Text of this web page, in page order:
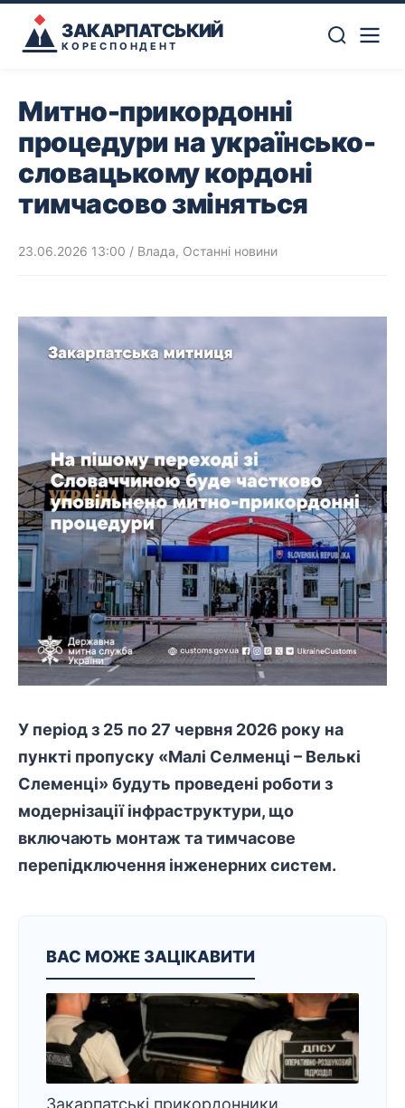
ЗАКАРПАТСЬКИЙ
КОРЕСПОНДЕНТ
Митно-прикордонні
процедури на українсько-
словацькому кордоні
тимчасово зміняться
23.06.2026 13:00 / Влада, Останні новини
У період з 25 по 27 червня 2026 року на
пункті пропуску «Малі Селменці – Велькі
Слеменці» будуть проведені роботи з
модернізаціїінфраструктури, що
включають монтаж та тимчасове
перепідключення інженерних систем.
ВАС МОЖЕ ЗАЦІКАВИТИ
Закарпатські прикордонники